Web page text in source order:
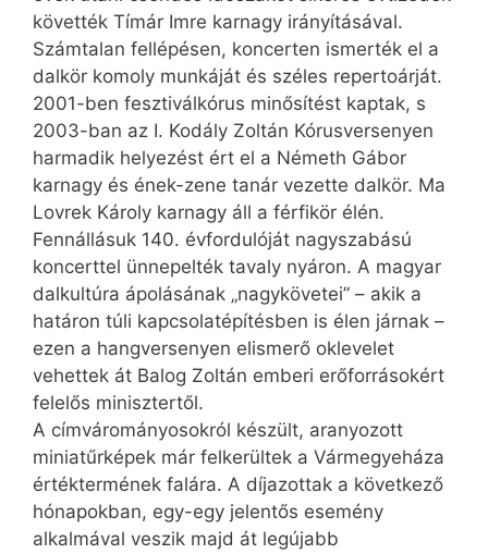
követték Tímár Imre karnagy irányításával.
Számtalan fellépésen, koncerten ismerték el a
dalkör komoly munkáját és széles repertoárját.
2001-ben fesztiválkórus minősítést kaptak, s
2003-ban az I. Kodály Zoltán Kórusversenyen
harmadik helyezést ért el a Németh Gábor
karnagy és ének-zene tanár vezette dalkör. Ma
Lovrek Károly karnagy áll a férfikör élén.
Fennállásuk 140. évfordulóját nagyszabású
koncerttel ünnepelték tavaly nyáron. A magyar
dalkultúra ápolásának „nagykövetei” – akik a
határon túli kapcsolatépítésben is élen járnak –
ezen a hangversenyen elismerő oklevelet
vehettek át Balog Zoltán emberi erőforrásokért
felelős minisztertől.
A címvárományosokról készült, aranyozott
miniatűrképek már felkerültek a Vármegyeháza
értéktermének falára. A díjazottak a következő
hónapokban, egy-egy jelentős esemény
alkalmával veszik majd át legújabb